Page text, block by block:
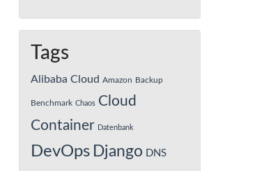
Tags
Alibaba Cloud Amazon Backup
Benchmark Chaos Cloud
Container Datenbank
DevOps Django DNS